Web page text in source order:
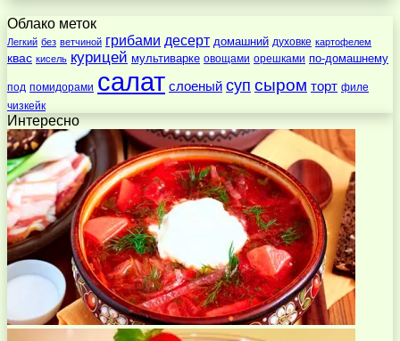
Облако меток
Легкий без ветчиной грибами десерт домашний духовке картофелем
квас кисель курицей мультиварке овощами орешками по-домашнему
под помидорами салат слоеный суп сыром торт филе
чизкейк
Интересно